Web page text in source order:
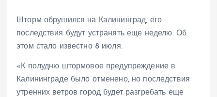
Шторм обрушился на Калининград, его
последствия будут устранять еще неделю. Об
этом стало известно 8 июля.
«К полудню штормовое предупреждение в
Калининграде было отменено, но последствия
утренних ветров город будет разгребать еще